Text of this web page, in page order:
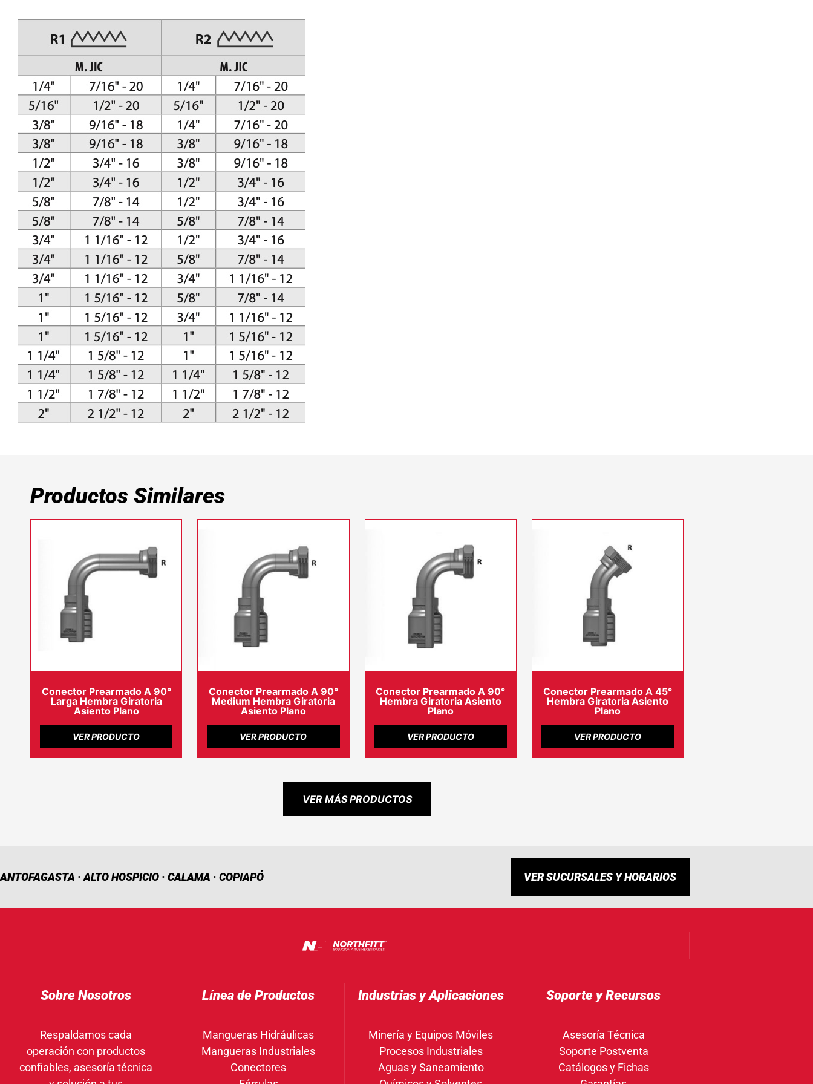
Productos Similares
Conector Prearmado A 90°
Larga Hembra Giratoria
Asiento Plano
VER PRODUCTO
Conector Prearmado A 90°
Medium Hembra Giratoria
Asiento Plano
VER PRODUCTO
Conector Prearmado A 90°
Hembra Giratoria Asiento
Plano
VER PRODUCTO
Conector Prearmado A 45°
Hembra Giratoria Asiento
Plano
VER PRODUCTO
VER MÁS PRODUCTOS
ANTOFAGASTA · ALTO HOSPICIO · CALAMA · COPIAPÓ VER SUCURSALES Y HORARIOS
Sobre Nosotros
Respaldamos cada
operación con productos
confiables, asesoría técnica
Línea de Productos
Mangueras Hidráulicas
Mangueras Industriales
Conectores
Industrias y Aplicaciones
Minería y Equipos Móviles
Procesos Industriales
Aguas y Saneamiento
Soporte y Recursos
Asesoría Técnica
Soporte Postventa
Catálogos y Fichas